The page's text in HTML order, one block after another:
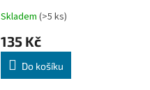
Skladem (>5 ks)
135 Kč
Do košíku